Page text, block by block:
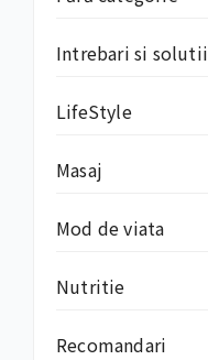
Intrebari si solutii
LifeStyle
Masaj
Mod de viata
Nutritie
Recomandari